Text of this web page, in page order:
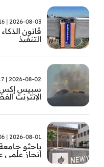
2026-08-03 | 02:16
قانون
التنفيذ
2026-08-02 | 12:17
الإنترنت
2026-08-01 | 01:06
باحثو
إنجاز علمي